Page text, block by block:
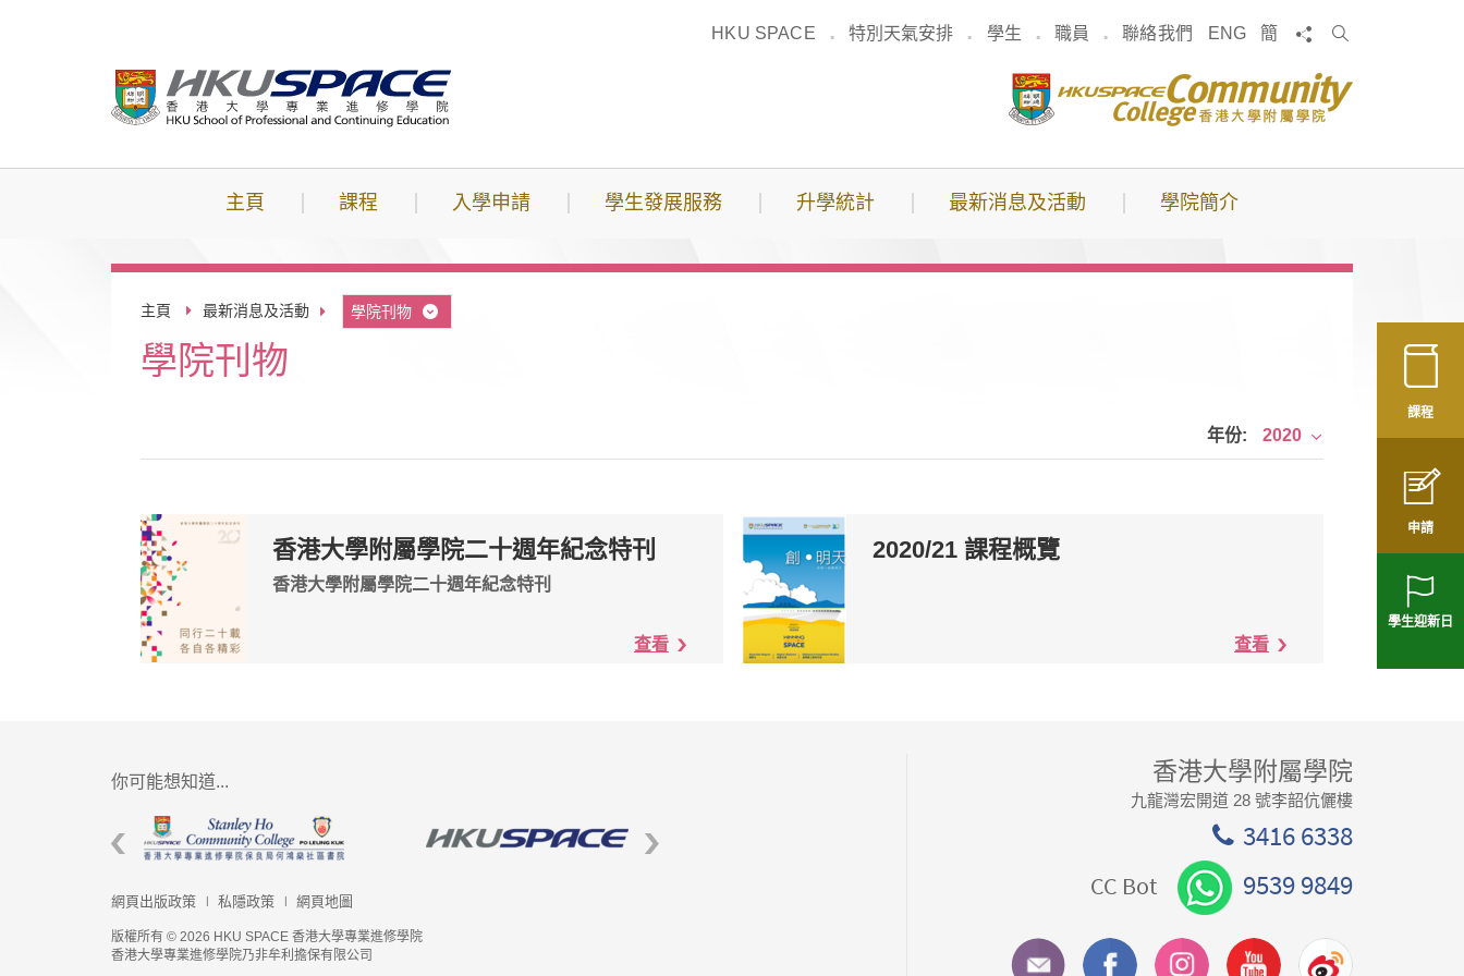
HKU SPACE 特別天氣安排 學生 職員 聯絡我們 ENG 簡 分享
搜
主頁 課程 入學申請 學生發展服務 升學統計 最新消息及活動 學院簡介
課程
申請
學生迎新日
主頁 最新消息及活動 學院刊物
學院刊物
年份: 2020
香港大學附屬學院二十週年紀念特刊
香港大學附屬學院二十週年紀念特刊
查看
2020/21 課程概覽
查看
你可能想知道...
網頁出版政策 私隱政策 網頁地圖
版權所有 © 2026 HKU SPACE 香港大學專業進修學院
香港大學專業進修學院乃非牟利擔保有限公司
香港大學附屬學院
九龍灣宏開道 28 號李韶伉儷樓
3416 6338
CC Bot 9539 9849